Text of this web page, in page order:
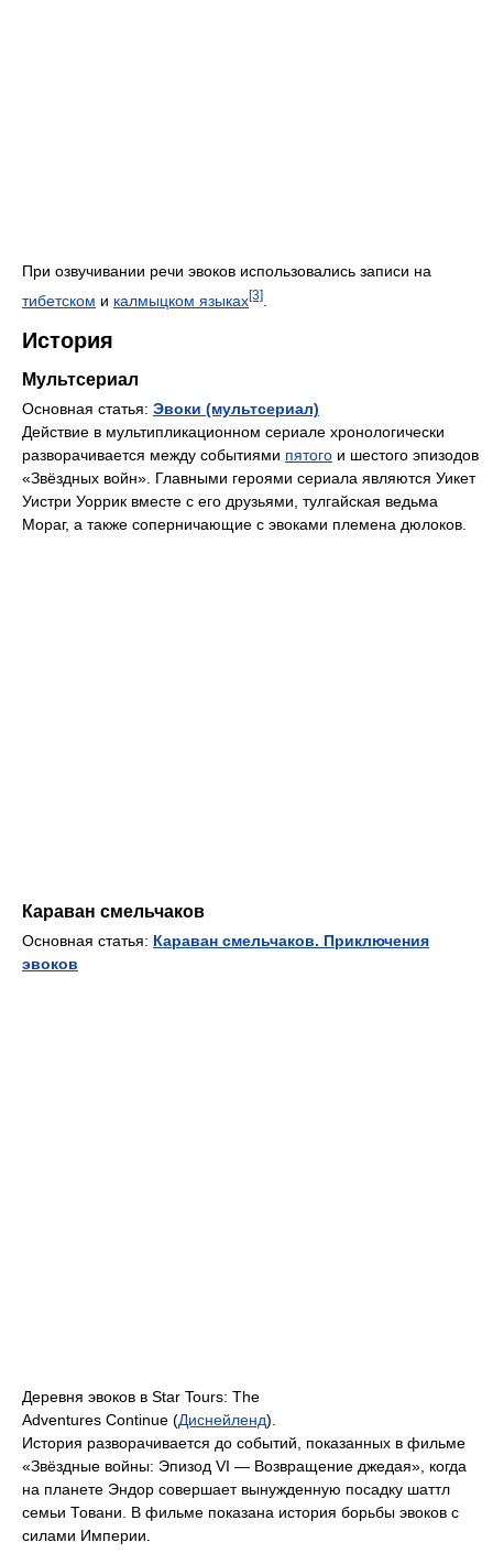
При озвучивании речи эвоков использовались записи на
тибетском и калмыцком языках[3]
История
Мультсериал
Основная статья: Эвоки (мультсериал)
Действие в мультипликационном сериале хронологически
разворачивается между событиями пятого и шестого эпизодов
«Звёздных войн». Главными героями сериала являются Уикет
Уистри Уоррик вместе с его друзьями, тулгайская ведьма
Мораг, а также соперничающие с эвоками племена дюлоков.
Караван смельчаков
Основная статья: Караван смельчаков. Приключения
эвоков
Деревня эвоков в Star Tours: The
Adventures Continue (Диснейленд).
История разворачивается до событий, показанных в фильме
«Звёздные войны: Эпизод VI — Возвращение джедая», когда
на планете Эндор совершает вынужденную посадку шаттл
семьи Товани. В фильме показана история борьбы эвоков с
силами Империи.